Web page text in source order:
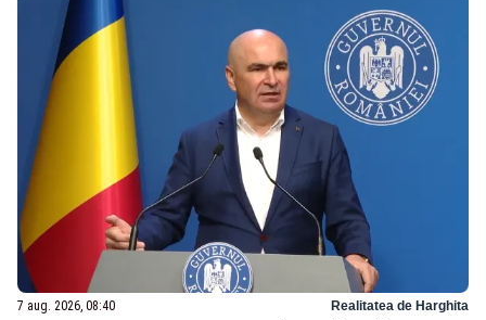
7 aug. 2026, 08:40 Realitatea de Harghita